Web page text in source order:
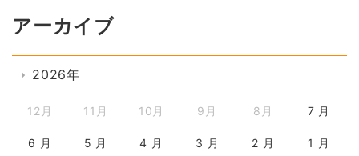
アーカイブ
2026年
12月 11月 10月 9月 8月 7 月
6 月 5 月 4 月 3 月 2 月 1 月